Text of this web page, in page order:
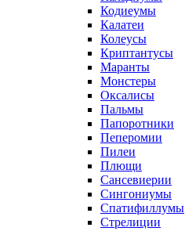
Кодиеумы
Калатеи
Колеусы
Криптантусы
Маранты
Монстеры
Оксалисы
Пальмы
Папоротники
Пеперомии
Пилеи
Плющи
Сансевиерии
Сингониумы
Спатифиллумы
Стрелиции